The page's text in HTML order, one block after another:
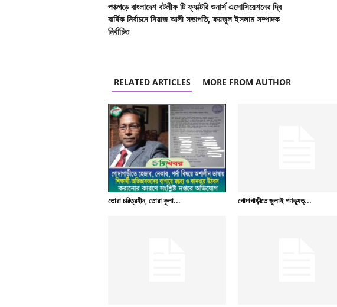
পঞ্চগড়ে বাংলাদেশ বটলীফ টি ফ্যাক্টরি ওনার্স এসোসিয়েশনের দ্বি
বার্ষিক নির্বাচনে নিয়াজ আলী সভাপতি, ফয়জুল ইসলাম সম্পাদক
নির্বাচিত
RELATED ARTICLES MORE FROM AUTHOR
তোরা চরিত্রহীন, তোরা কুলা... গোদাগাড়ীতে জুলাই গণভ্যুত্...